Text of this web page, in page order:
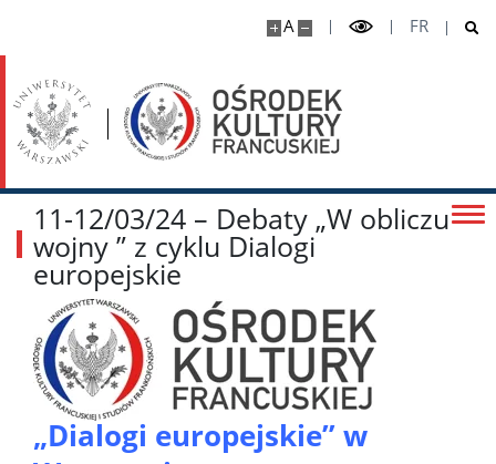
A FR
11-12/03/24 – Debaty „W obliczu
wojny ” z cyklu Dialogi
europejskie
„Dialogi europejskie” w